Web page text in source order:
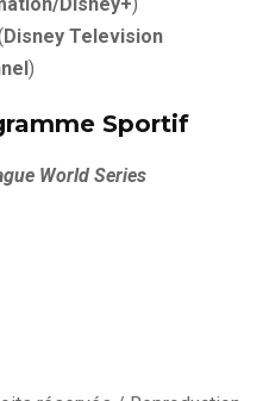
Disney Television
)
Sportif
World Series